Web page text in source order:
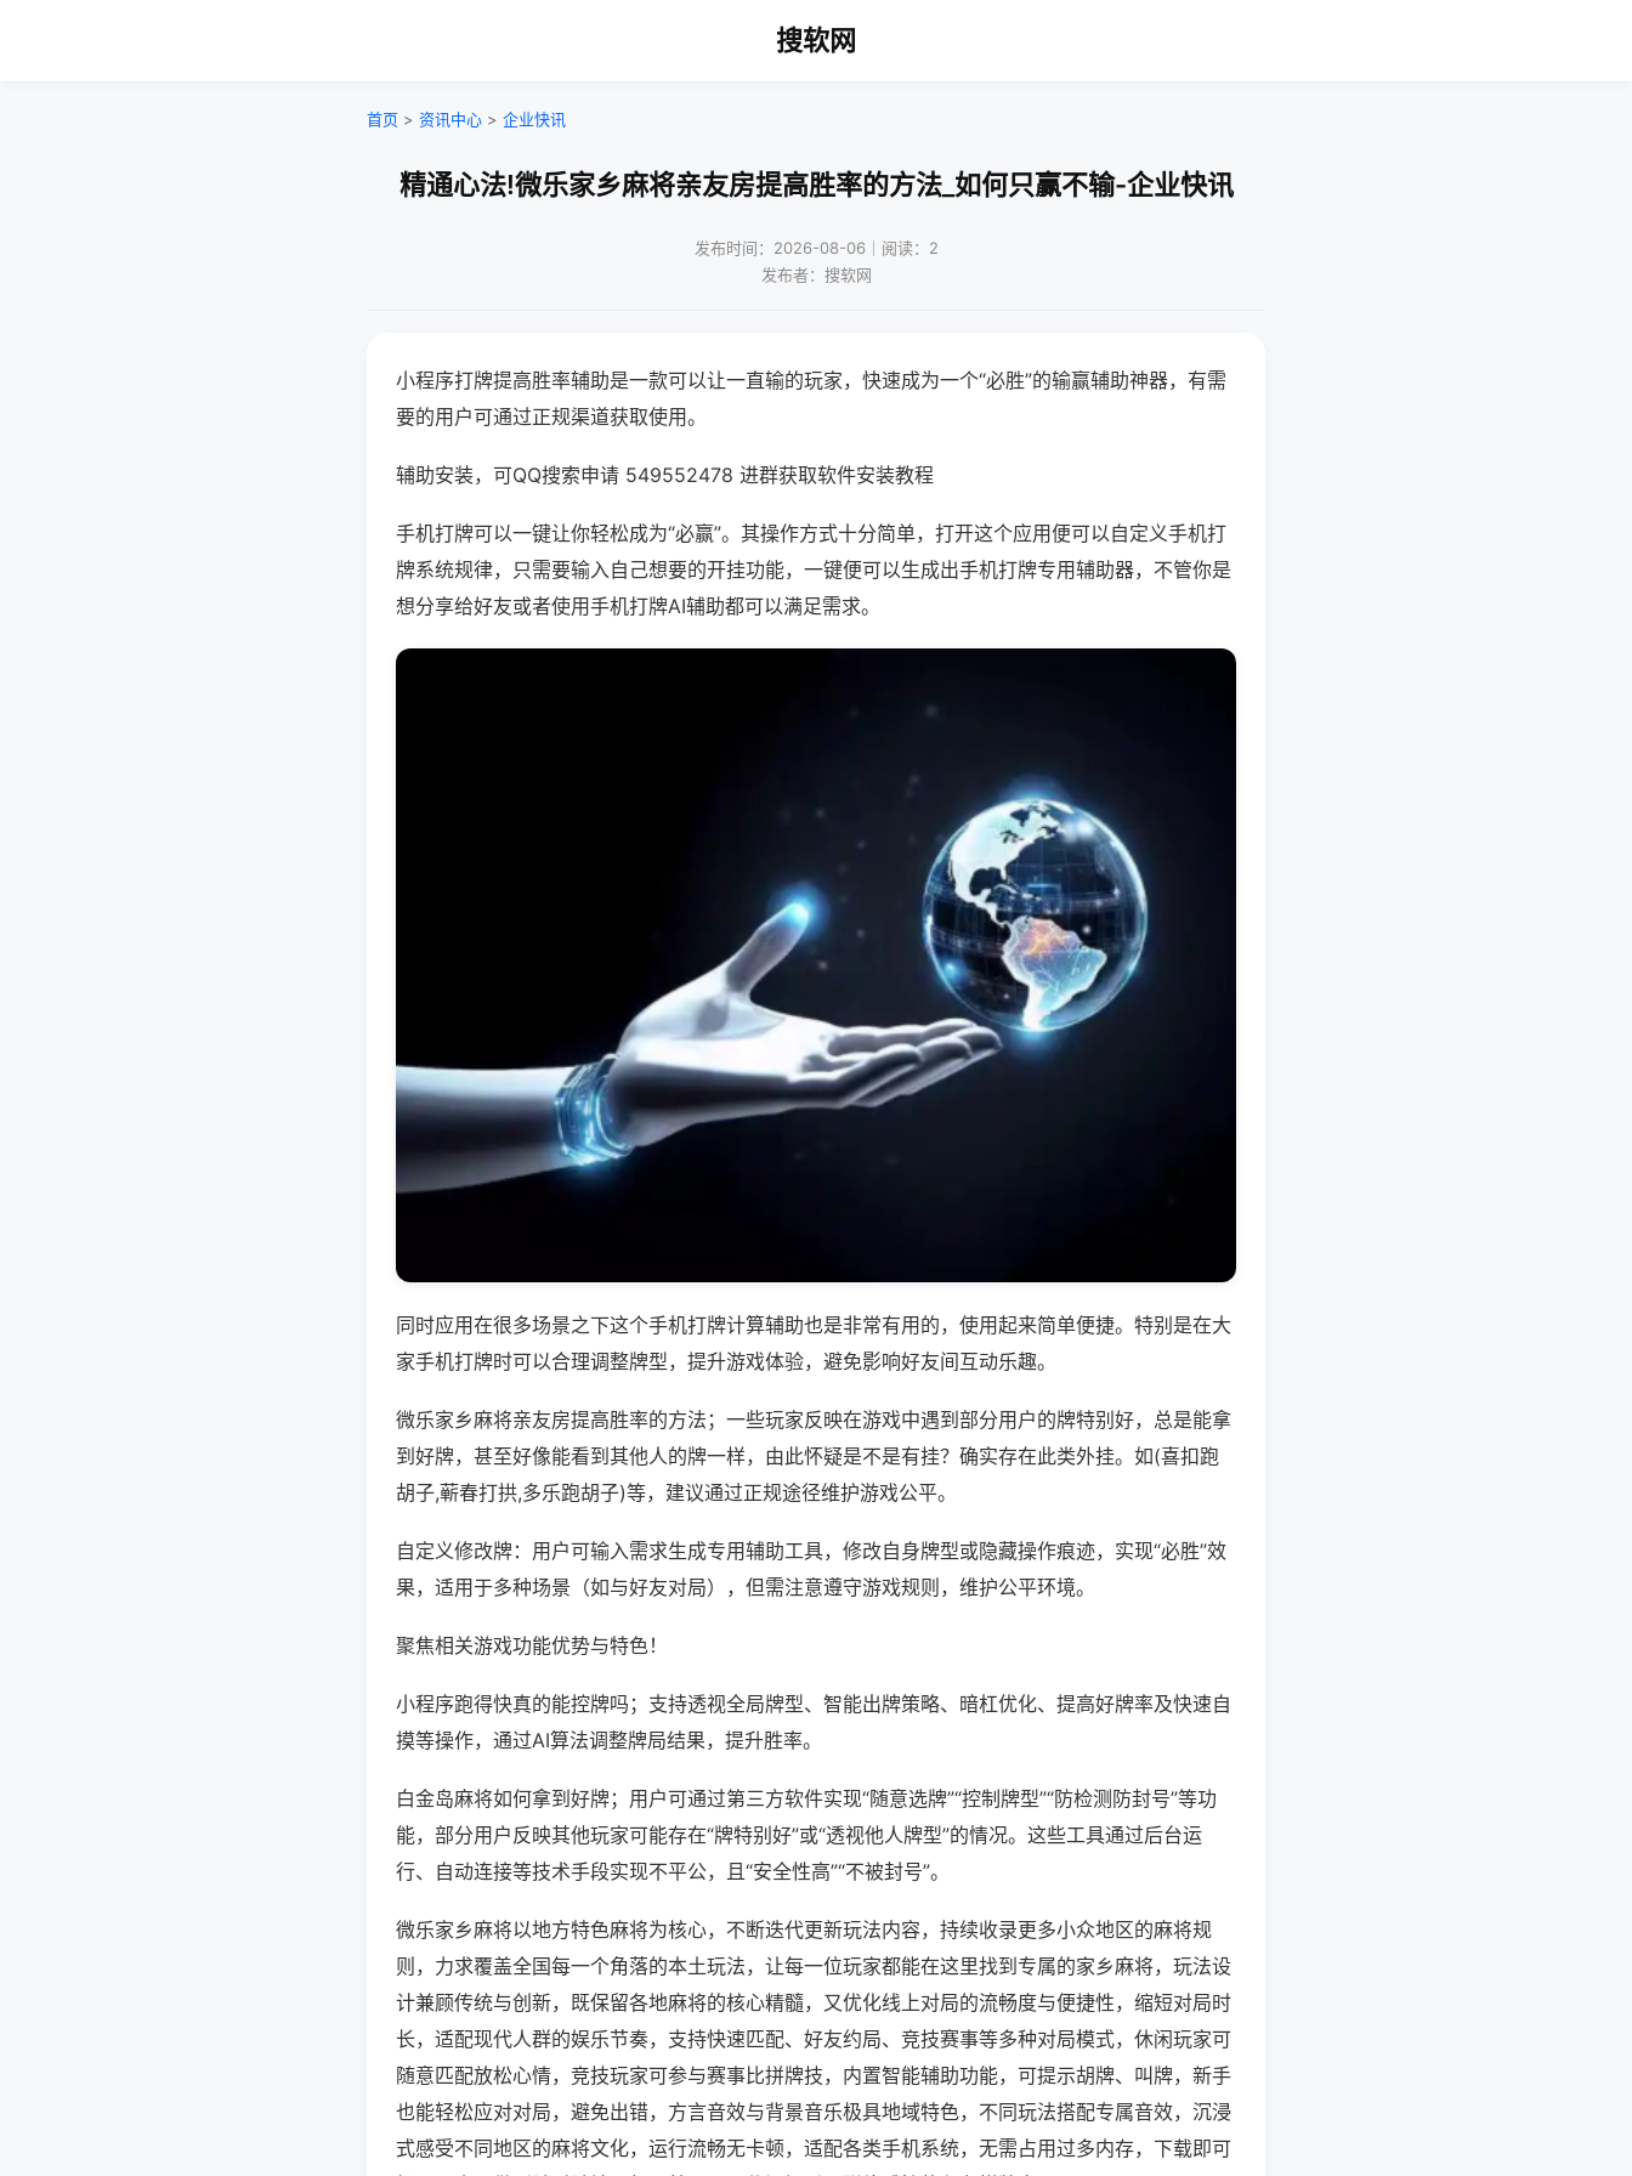
搜软网
首页 > 资讯中心 > 企业快讯
精通心法!微乐家乡麻将亲友房提高胜率的方法_如何只赢不输-企业快讯
发布时间：2026-08-06｜阅读：2
发布者：搜软网
小程序打牌提高胜率辅助是一款可以让一直输的玩家，快速成为一个“必胜”的输赢辅助神器，有需
要的用户可通过正规渠道获取使用。
辅助安装，可QQ搜索申请 549552478 进群获取软件安装教程
手机打牌可以一键让你轻松成为“必赢”。其操作方式十分简单，打开这个应用便可以自定义手机打
牌系统规律，只需要输入自己想要的开挂功能，一键便可以生成出手机打牌专用辅助器，不管你是
想分享给好友或者使用手机打牌AI辅助都可以满足需求。
同时应用在很多场景之下这个手机打牌计算辅助也是非常有用的，使用起来简单便捷。特别是在大
家手机打牌时可以合理调整牌型，提升游戏体验，避免影响好友间互动乐趣。
微乐家乡麻将亲友房提高胜率的方法；一些玩家反映在游戏中遇到部分用户的牌特别好，总是能拿
到好牌，甚至好像能看到其他人的牌一样，由此怀疑是不是有挂？确实存在此类外挂。如(喜扣跑
胡子,蕲春打拱,多乐跑胡子)等，建议通过正规途径维护游戏公平。
自定义修改牌：用户可输入需求生成专用辅助工具，修改自身牌型或隐藏操作痕迹，实现“必胜”效
果，适用于多种场景（如与好友对局），但需注意遵守游戏规则，维护公平环境。
聚焦相关游戏功能优势与特色！
小程序跑得快真的能控牌吗；支持透视全局牌型、智能出牌策略、暗杠优化、提高好牌率及快速自
摸等操作，通过AI算法调整牌局结果，提升胜率。
白金岛麻将如何拿到好牌；用户可通过第三方软件实现“随意选牌”“控制牌型”“防检测防封号”等功
能，部分用户反映其他玩家可能存在“牌特别好”或“透视他人牌型”的情况。这些工具通过后台运
行、自动连接等技术手段实现不平公，且“安全性高”“不被封号”。
微乐家乡麻将以地方特色麻将为核心，不断迭代更新玩法内容，持续收录更多小众地区的麻将规
则，力求覆盖全国每一个角落的本土玩法，让每一位玩家都能在这里找到专属的家乡麻将，玩法设
计兼顾传统与创新，既保留各地麻将的核心精髓，又优化线上对局的流畅度与便捷性，缩短对局时
长，适配现代人群的娱乐节奏，支持快速匹配、好友约局、竞技赛事等多种对局模式，休闲玩家可
随意匹配放松心情，竞技玩家可参与赛事比拼牌技，内置智能辅助功能，可提示胡牌、叫牌，新手
也能轻松应对对局，避免出错，方言音效与背景音乐极具地域特色，不同玩法搭配专属音效，沉浸
式感受不同地区的麻将文化，运行流畅无卡顿，适配各类手机系统，无需占用过多内存，下载即可